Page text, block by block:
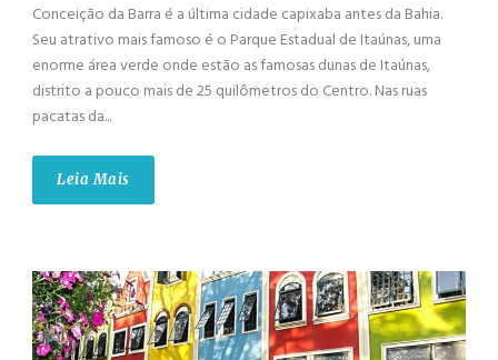
Conceição da Barra é a última cidade capixaba antes da Bahia.
Seu atrativo mais famoso é o Parque Estadual de Itaúnas, uma
enorme área verde onde estão as famosas dunas de Itaúnas,
distrito a pouco mais de 25 quilômetros do Centro. Nas ruas
pacatas da...
Leia Mais